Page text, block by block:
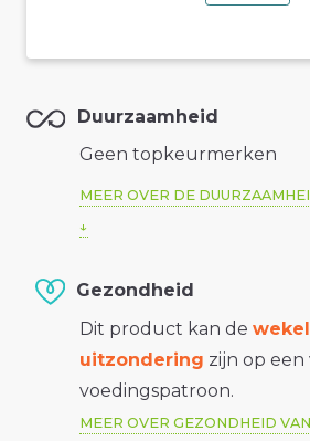
Duurzaamheid
Geen topkeurmerken
MEER OVER DE
Gezondheid
Dit product kan de
uitzondering zijn op
voedingspatroon.
MEER OVER GEZONDHEID